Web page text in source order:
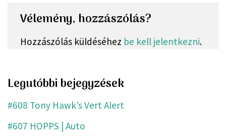
Vélemény, hozzászólás?
Hozzászólás küldéséhez be kell jelentkezni.
Legutóbbi bejegyzések
#608 Tony Hawk’s Vert Alert
#607 HOPPS | Auto